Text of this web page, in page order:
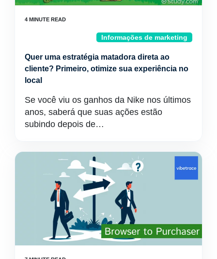
Informações de marketing
Quer uma estratégia matadora direta ao
cliente? Primeiro, otimize sua experiência no
local
Se você viu os ganhos da Nike nos últimos
anos, saberá que suas ações estão
subindo depois de…